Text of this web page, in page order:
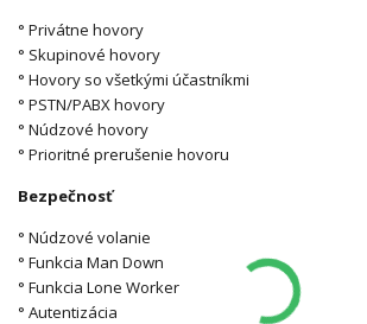
° Privátne hovory
° Skupinové hovory
° Hovory so všetkými účastníkmi
° PSTN/PABX hovory
° Núdzové hovory
° Prioritné prerušenie hovoru
Bezpečnosť
° Núdzové volanie
° Funkcia Man Down
° Funkcia Lone Worker
° Autentizácia